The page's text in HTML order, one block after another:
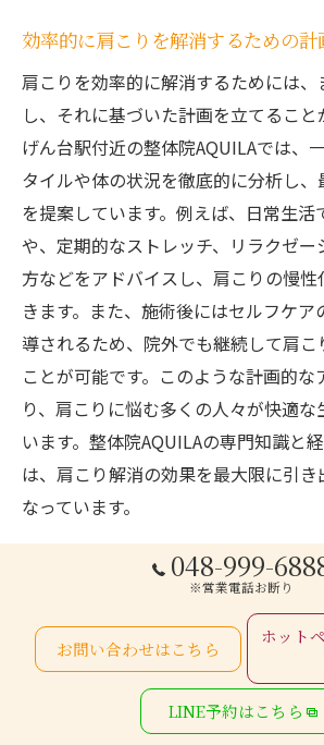
効率的に肩こりを解消するための計
肩こりを効率的に解消するためには
し、それに基づいた計画を立てること
げん台駅付近の整体院AQUILAでは、
タイルや体の状況を徹底的に分析し
を提案しています。例えば、日常生活
や、定期的なストレッチ、リラクゼ
方などをアドバイスし、肩こりの慢
きます。また、施術後にはセルフケ
導されるため、院外でも継続して肩こ
ことが可能です。このような計画的な
り、肩こりに悩む多くの人々が快適な
います。整体院AQUILAの専門知識と
は、肩こり解消の効果を最大限に引き
なっています。
忙しい日常に対応した予約システム
現代社会では、忙しい日常の中で肩
を見つけることは容易ではありません
ん台駅近くの整体院AQUILAでは、忙
軟な予約システムを導入しています。
048-999-
※営業電話お断り
お問い合わせはこちら
ホット
LINE予約はこちら